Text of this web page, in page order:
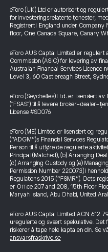
eToro (UK) Ltd er autorisert og
for investeringsrelaterte tjenester,
Registrert i England under
floor, One Canada Square, Canary
eToro AUS Capital Limited er
Commission (ASIC) for levering av
Australian Financial Services Licence
Level 3, 60 Castlereagh Street,
eToro (Seychelles) Ltd. er lisensiert
("FSAS") til å levere broker-dealer-
License #SD076
eToro (ME) Limited er lisensiert og
(“ADGM”)s Financial Services
Person til å utføre de regulerte
Principal (Matched), (b) Arranging
(d) Arranging Custody og (e)
Permission Number 220073) i
Regulations 2015 (“FSMR”). Dets
er Office 207 and 208, 15th Floor
Maryah Island, Abu Dhabi, United
eToro AUS Capital Limited ACN 612
uregulerte og svært spekulative. Det
risikerer å tape hele kapitalen din. Se
ansvarsfraskrivelse